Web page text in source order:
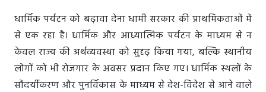
धार्मिक पर्यटन को बढ़ावा देना धामी सरकार की प्राथमिकताओं में
से एक रहा है। धार्मिक और आध्यात्मिक पर्यटन के माध्यम से न
केवल राज्य की अर्थव्यवस्था को सुदृढ़ किया गया, बल्कि स्थानीय
लोगों को भी रोजगार के अवसर प्रदान किए गए। धार्मिक स्थलों के
सौंदर्यीकरण और पुनर्विकास के माध्यम से देश-विदेश से आने वाले